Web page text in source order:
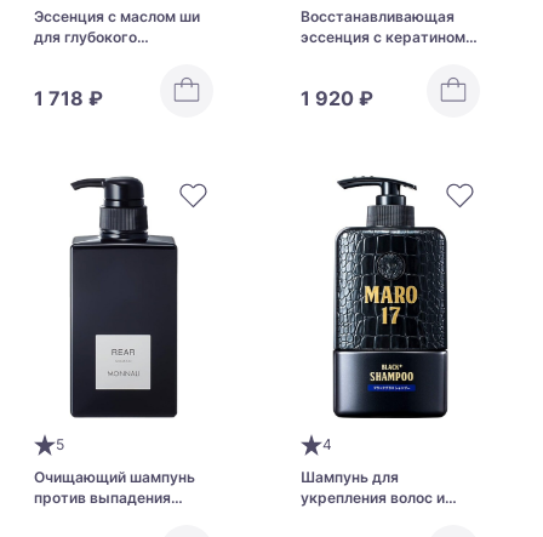
Эссенция с маслом ши
для глубокого
LEBEL IAU Essence Moist
1 718 ₽
Восстанавливающая
эссенция с кератином и
ослабленных волос
Lebel IAU Essence Forti
1 920 ₽
5
Очищающий шампунь
против выпадения
4
Шампунь для
укрепления волос и